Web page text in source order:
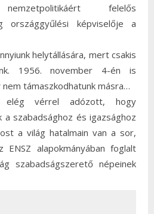
nemzetpolitikáért felelős
országgyűlési képviselője a
helytállására, mert csakis
1956. november 4-én is
támaszkodhatunk másra…
elég vérrel adózott, hogy
a szabadsághoz és igazsághoz
a világ hatalmain van a sor,
ENSZ alapokmányában foglalt
szabadságszerető népeinek